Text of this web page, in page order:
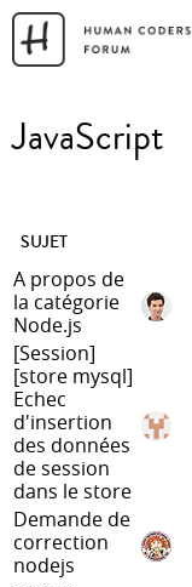
JavaScript
SUJET
A propos de
la catégorie
Node.js
[Session]
[store mysql]
Echec
d'insertion
des données
de session
dans le store
Demande de
correction
nodejs